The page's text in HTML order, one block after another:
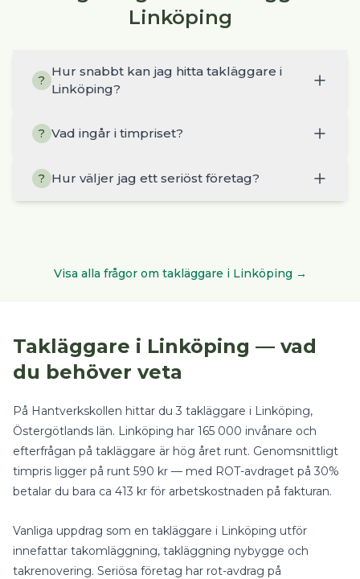
Linköping
?
Hur snabbt kan jag hitta takläggare i
Linköping?
? Vad ingår i timpriset?
? Hur väljer jag ett seriöst företag?
Visa alla frågor om takläggare i Linköping →
Takläggare i Linköping — vad
du behöver veta
På Hantverkskollen hittar du 3 takläggare i Linköping,
Östergötlands län. Linköping har 165 000 invånare och
efterfrågan på takläggare är hög året runt. Genomsnittligt
timpris ligger på runt 590 kr — med ROT-avdraget på 30%
betalar du bara ca 413 kr för arbetskostnaden på fakturan.
Vanliga uppdrag som en takläggare i Linköping utför
innefattar takomläggning, takläggning nybygge och
takrenovering. Seriösa företag har rot-avdrag på